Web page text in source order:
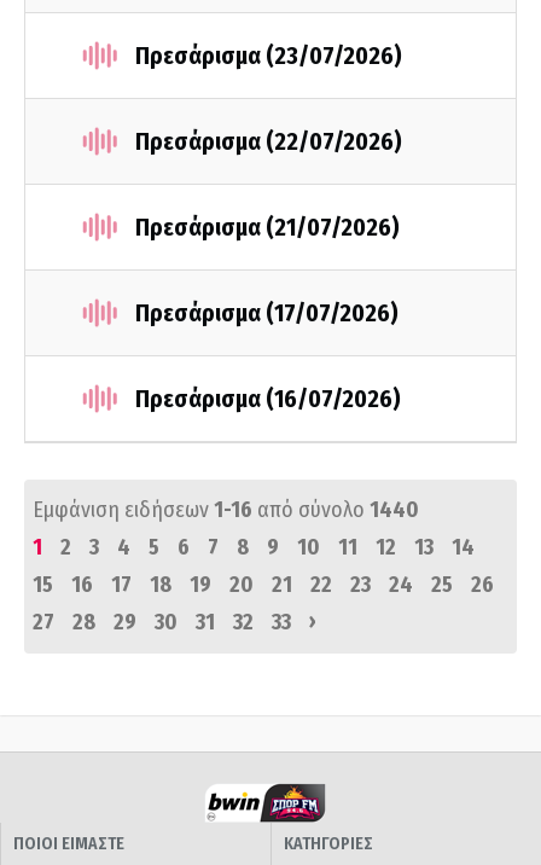
Πρεσάρισμα (23/07/2026)
Πρεσάρισμα (22/07/2026)
Πρεσάρισμα (21/07/2026)
Πρεσάρισμα (17/07/2026)
Πρεσάρισμα (16/07/2026)
Εμφάνιση ειδήσεων1-16 από σύνολο 1440
1
2 3 4 5 6 7 8 9 10 11 12 13
14
15
16 17 18 19 20 21 22 23 24 25
26
27
28 29 30 31 32 33 ›
ΠΟΙΟΙ ΕΙΜΑΣΤΕ
ΚΑΤΗΓΟΡΙΕΣ